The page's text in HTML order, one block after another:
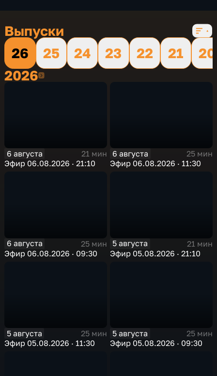
Выпуски
26
25 24 23 22 21
20
20262026
6 августа
21 мин
Эфир 06.08.2026 · 21:10
6 августа
25 мин
Эфир 06.08.2026 · 11:30
6 августа
25 мин
Эфир 06.08.2026 · 09:30
5 августа
21 мин
Эфир 05.08.2026 · 21:10
5 августа
25 мин
Эфир 05.08.2026 · 11:30
5 августа
25 мин
Эфир 05.08.2026 · 09:30